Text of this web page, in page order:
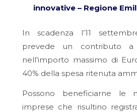
innovative – Regione
In scadenza l’11
prevede un contributo
nell’importo massimo di
40% della spesa ritenuta
Possono beneficiarne le
imprese che risultino